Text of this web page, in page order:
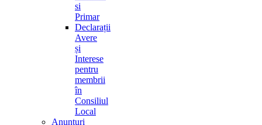
si
Primar
Declarații
Avere
și
Interese
pentru
membrii
în
Consiliul
Local
Anunturi